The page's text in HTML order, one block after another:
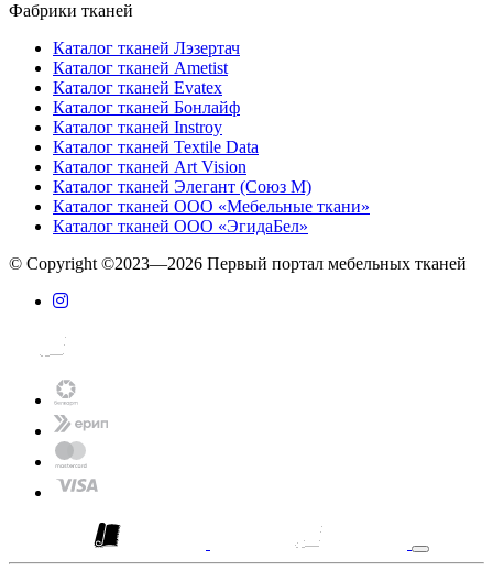
Фабрики тканей
Каталог тканей Лэзертач
Каталог тканей Ametist
Каталог тканей Evatex
Каталог тканей Бонлайф
Каталог тканей Instroy
Каталог тканей Textile Data
Каталог тканей Art Vision
Каталог тканей Элегант (Союз М)
Каталог тканей ООО «Мебельные ткани»
Каталог тканей ООО «ЭгидаБел»
© Copyright ©2023—2026 Первый портал мебельных тканей